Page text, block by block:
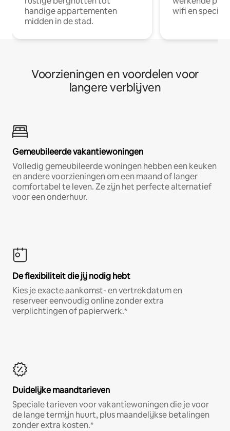
handige appartementen
midden in de stad.
wifi en
Voorzieningen en voordelen voor
langere verblijven
Gemeubileerde vakantiewoningen
Volledig gemeubileerde woningen hebben een keuken
en andere voorzieningen om een maand of langer
comfortabel te leven. Ze zijn het perfecte alternatief
voor een onderhuur.
De flexibiliteit die jij nodig hebt
Kies je exacte aankomst- en vertrekdatum en
reserveer eenvoudig online zonder extra
verplichtingen of papierwerk.*
Duidelijke maandtarieven
Speciale tarieven voor vakantiewoningen die je voor
de lange termijn huurt, plus maandelijkse betalingen
zonder extra kosten.*